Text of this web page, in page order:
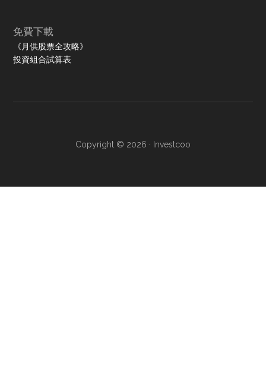
免費下載
《月供股票全攻略》
投資組合試算表
Copyright © 2026 · Investcoo